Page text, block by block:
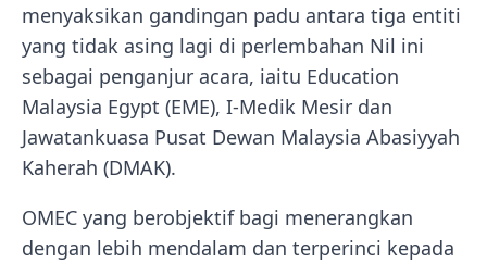
menyaksikan gandingan padu antara tiga entiti
yang tidak asing lagi di perlembahan Nil ini
sebagai penganjur acara, iaitu Education
Malaysia Egypt (EME), I-Medik Mesir dan
Jawatankuasa Pusat Dewan Malaysia Abasiyyah
Kaherah (DMAK).
OMEC yang berobjektif bagi menerangkan
dengan lebih mendalam dan terperinci kepada